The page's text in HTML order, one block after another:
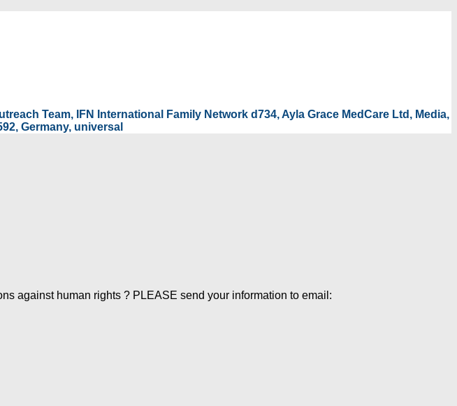
Team, IFN International Family Network d734, Ayla Grace MedCare Ltd, Media,
Germany, universal
against human rights ? PLEASE send your information to email: